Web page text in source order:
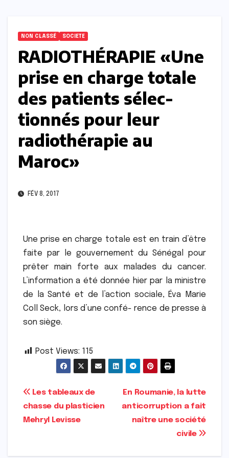
NON CLASSÉ SOCIETE
RADIOTHÉRAPIE «Une
prise en charge totale
des patients sélec-
tionnés pour leur
radiothérapie au
Maroc»
FÉV 8, 2017
Une prise en charge totale est en train d’être
faite par le gouvernement du Sénégal pour
prêter main forte aux malades du cancer.
L’information a été donnée hier par la ministre
de la Santé et de l’action sociale, Éva Marie
Coll Seck, lors d’une confé- rence de presse à
son siège.
Post Views: 115
Navigation
de
En Roumanie, la lutte
anticorruption a fait
naître une société
civile
Les tableaux de
chasse du plasticien
Mehryl Levisse